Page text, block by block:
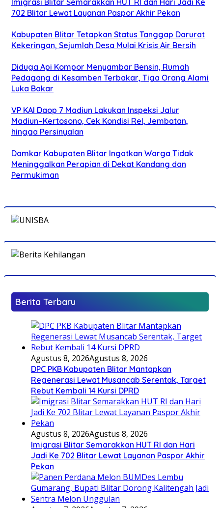
702 Blitar Lewat Layanan Paspor Akhir Pekan
Kabupaten Blitar Tetapkan Status Tanggap Darurat
Kekeringan, Sejumlah Desa Mulai Krisis Air Bersih
Diduga Api Kompor Menyambar Bensin, Rumah
Pedagang di Kesamben Terbakar, Tiga Orang Alami
Luka Bakar
VP KAI Daop 7 Madiun Lakukan Inspeksi Jalur
Madiun–Kertosono, Cek Kondisi Rel, Jembatan,
hingga Persinyalan
Damkar Kabupaten Blitar Ingatkan Warga Tidak
Meninggalkan Perapian di Dekat Kandang dan
Permukiman
Berita Terbaru
Agustus 8, 2026Agustus 8, 2026
DPC PKB Kabupaten Blitar Mantapkan
Regenerasi Lewat Musancab Serentak, Target
Rebut Kembali 14 Kursi DPRD
Agustus 8, 2026Agustus 8, 2026
Imigrasi Blitar Semarakkan HUT RI dan Hari
Jadi Ke 702 Blitar Lewat Layanan Paspor Akhir
Pekan